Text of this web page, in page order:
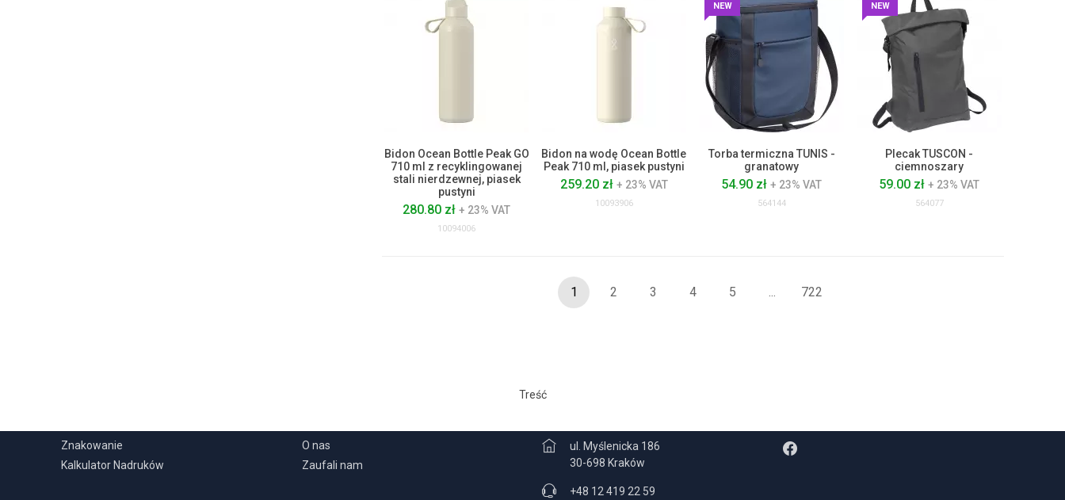
Bidon Ocean Bottle Peak GO
710 ml z recyklingowanej
stali nierdzewnej, piasek
pustyni
280.80 zł+ 23% VAT
10094006
Bidon na wodę Ocean Bottle
Peak 710 ml, piasek pustyni
259.20 zł + 23% VAT
10093906
NEW
Torba termiczna TUNIS -
granatowy
54.90 zł+ 23% VAT
564144
NEW
Plecak TUSCON -
ciemnoszary
59.00 zł+ 23% VAT
564077
1 2 3 4 5 ... 722
Treść
Znakowanie
Kalkulator Nadruków
O nas
Zaufali nam
ul. Myślenicka 186
30-698 Kraków
+48 12 419 22 59